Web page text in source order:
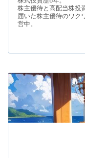
株主優待と高配当株投
届いた株主優待のワク
営中。